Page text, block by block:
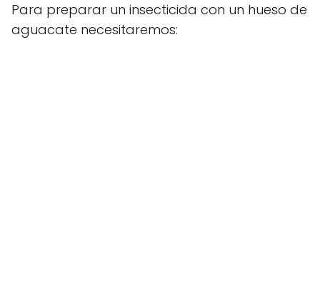
Para preparar un insecticida con un hueso de
aguacate necesitaremos: